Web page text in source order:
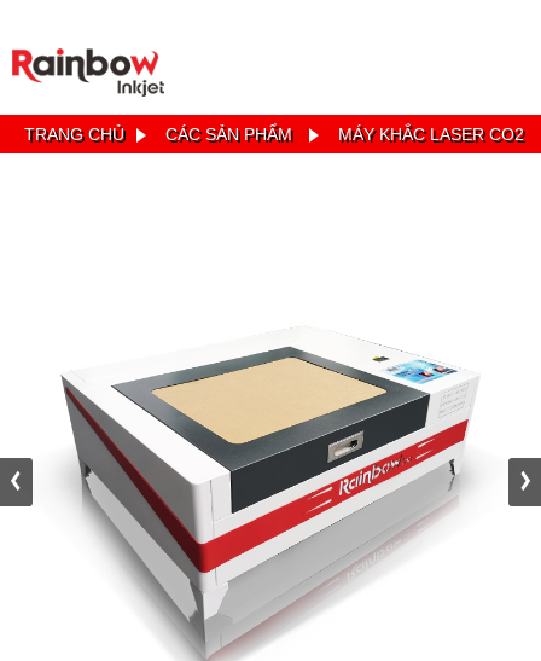
TRANG CHỦ CÁC SẢN PHẨM MÁY KHẮC LASER CO2